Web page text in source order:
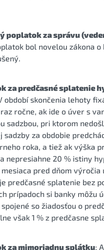
poplatok za správu
bol novelou zákona o
za predčasné splatenie
období skončenia lehoty
ročne, ak ide o úver s
sadzbou, pri ktorom
sadzby za obdobie
roka, a tiež ak výška
nepresiahne 20 % istiny
mesiaca pred dňom výročia
predčasné splatenie bez
prípadoch si banky môžu
so žiadosťou o
však 1 % z predčasne
za mimoriadnu splátku: